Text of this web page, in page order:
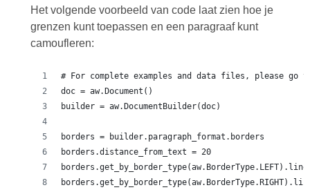
Het volgende voorbeeld van code laat zien hoe je
grenzen kunt toepassen en een paragraaf kunt
camoufleren:
# For complete examples and data files, please go
doc = aw.Document()
builder = aw.DocumentBuilder(doc)
borders = builder.paragraph_format.borders
borders.distance_from_text = 20